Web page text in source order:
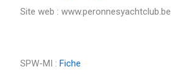
Site web : www.peronnesyachtclub.be
SPW-MI : Fiche